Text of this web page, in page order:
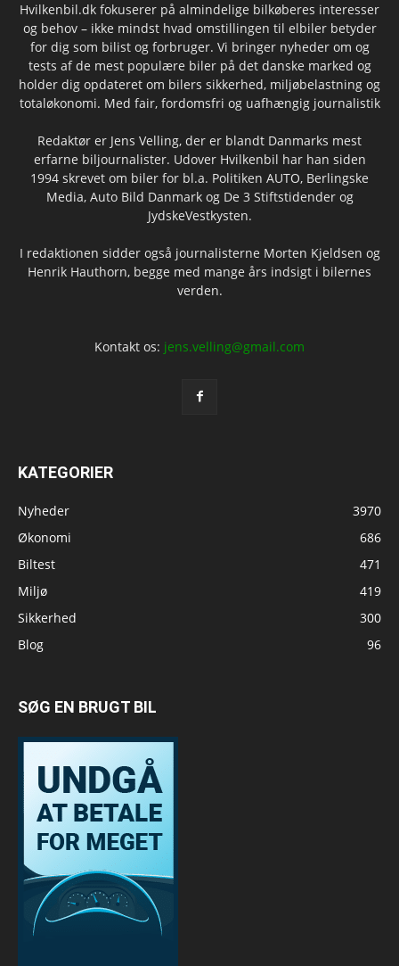
Hvilkenbil.dk fokuserer på almindelige bilkøberes interesser
og behov – ikke mindst hvad omstillingen til elbiler betyder
for dig som bilist og forbruger. Vi bringer nyheder om og
tests af de mest populære biler på det danske marked og
holder dig opdateret om bilers sikkerhed, miljøbelastning og
totaløkonomi. Med fair, fordomsfri og uafhængig journalistik
Redaktør er Jens Velling, der er blandt Danmarks mest
erfarne biljournalister. Udover Hvilkenbil har han siden
1994 skrevet om biler for bl.a. Politiken AUTO, Berlingske
Media, Auto Bild Danmark og De 3 Stiftstidender og
JydskeVestkysten.
I redaktionen sidder også journalisterne Morten Kjeldsen og
Henrik Hauthorn, begge med mange års indsigt i bilernes
verden.
Kontakt os: jens.velling@gmail.com
KATEGORIER
Nyheder
3970
Økonomi
686
Biltest
471
Miljø
419
Sikkerhed
300
Blog
96
SØG EN BRUGT BIL